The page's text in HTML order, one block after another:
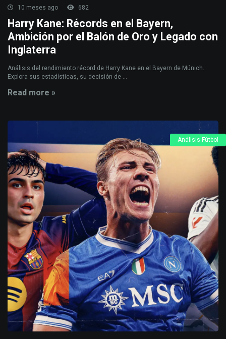
10 meses ago 682
Harry Kane: Récords en el Bayern,
Ambición por el Balón de Oro y Legado con
Inglaterra
Análisis del rendimiento récord de Harry Kane en el Bayern de Múnich.
Explora sus estadísticas, su decisión de ...
Read more »
Análisis Fútbol